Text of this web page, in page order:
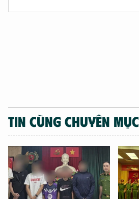
TIN CÙNG CHUYÊN MỤC